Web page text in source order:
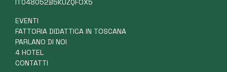
IT048052B5KUZQFOX5
EVENTI
FATTORIA DIDATTICA IN TOSCANA
PARLANO DI NOI
4 HOTEL
CONTATTI